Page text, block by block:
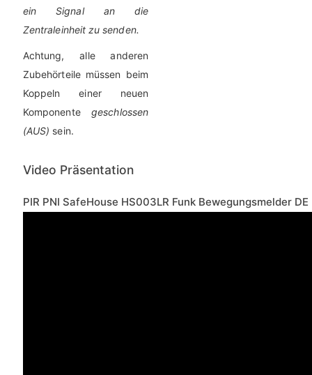
ein Signal an die
Zentraleinheit zu senden.
Achtung, alle anderen
Zubehörteile müssen beim
Koppeln einer neuen
Komponentegeschlossen
(AUS) sein.
Video Präsentation
PIR PNI SafeHouse HS003LR Funk Bewegungsmelder DE